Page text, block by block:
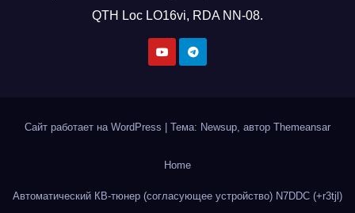
QTH Loc LO16vi, RDA NN-08.
Сайт работает на WordPress Тема: Newsup, автор Themeansar
Home
Автоматический КВ-тюнер (согласующее устройство) N7DDC (+r3tjl)